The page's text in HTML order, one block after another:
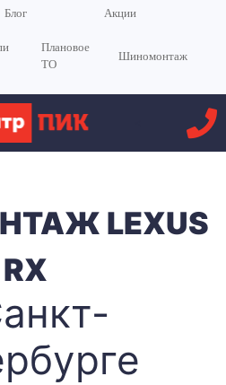
Блог Акции
Плановое
ТО
Шиномонтаж
LEXUS
RX